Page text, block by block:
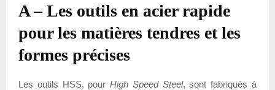
A – Les outils en acier rapide
pour les matières tendres et les
formes précises
Les outils HSS, pourHigh Speed Steel, sont fabriqués à